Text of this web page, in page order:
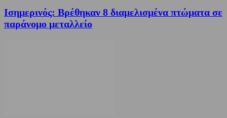
Ισημερινός: Βρέθηκαν 8 διαμελισμένα πτώματα σε
παράνομο μεταλλείο